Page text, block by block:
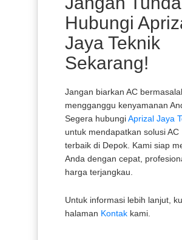
Hubungi
Jaya Teknik
Sekarang!
Jangan biarkan AC
mengganggu kenyamanan
Segera hubungiAprizal Jaya
untuk mendapatkan solusi AC
terbaik di Depok. Kami siap
Anda dengan cepat,
harga terjangkau.
Untuk informasi lebih lanjut,
halaman Kontakkami.